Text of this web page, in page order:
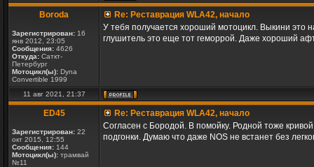
Boroda
Зарегистрирован: 16
янв 2012, 23:05
Сообщения: 4626
Откуда: Саткт-
Петербург
Мотоцикл(ы): Dyna
Convertible 1999
Re: Реставрация WLA42, начало
У тебя получается хороший мотоцикл. Выкини это
глушитель это еще тот геморрой. Даже хороший
11 авг 2021, 21:37
ED45
Зарегистрирован: 22
окт 2015, 12:55
Сообщения: 144
Мотоцикл(ы): трамвай
№11
Re: Реставрация WLA42, начало
Согласен с Бородой. В помойку. Родной тоже
подгонки. Думаю что даже NOS не встанет без